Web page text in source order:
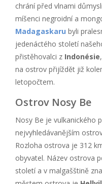
chrání před vlnami
míšenci negroidní a
Madagaskaru byli
jedenáctého století
přistěhovalci z Indonésie
na ostrov přijíždět již
letopočtem.
Ostrov Nosy Be
Nosy Be je vulkanického
nejvyhledávanějším
Rozloha ostrova je 312
obyvatel. Název ostrova
století a v malgašštině